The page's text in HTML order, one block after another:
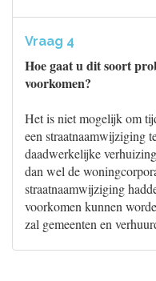
Vraag 4
Hoe gaat u dit soort
voorkomen?
Het is niet mogelijk om
een straatnaamwijziging
daadwerkelijke
dan wel de
straatnaamwijziging
voorkomen kunnen
zal gemeenten en